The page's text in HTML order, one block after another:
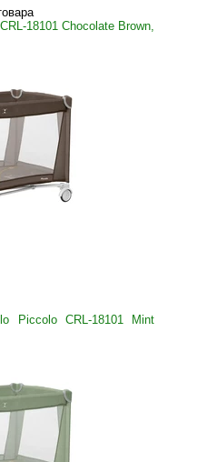
18101 Chocolate Brown,
Piccolo CRL-18101 Mint